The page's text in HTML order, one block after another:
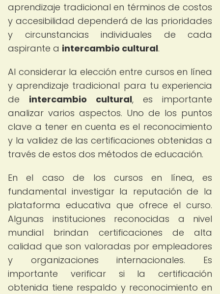
aprendizaje tradicional en términos de costos
y accesibilidad dependerá de las prioridades
y circunstancias individuales de cada
aspirante a intercambio cultural.
Al considerar la elección entre cursos en línea
y aprendizaje tradicional para tu experiencia
de intercambio cultural, es importante
analizar varios aspectos. Uno de los puntos
clave a tener en cuenta es el reconocimiento
y la validez de las certificaciones obtenidas a
través de estos dos métodos de educación.
En el caso de los cursos en línea, es
fundamental investigar la reputación de la
plataforma educativa que ofrece el curso.
Algunas instituciones reconocidas a nivel
mundial brindan certificaciones de alta
calidad que son valoradas por empleadores
y organizaciones internacionales. Es
importante verificar si la certificación
obtenida tiene respaldo y reconocimiento en